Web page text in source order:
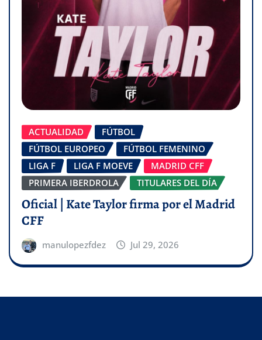
ACTUALIDAD
FÚTBOL
FÚTBOL EUROPEO
FÚTBOL FEMENINO
LIGA F
LIGA F MOEVE
MADRID CFF
PRIMERA IBERDROLA
TITULARES DEL DÍA
Oficial | Kate Taylor firma por el Madrid
CFF
manulopezfdez Jul 29, 2026